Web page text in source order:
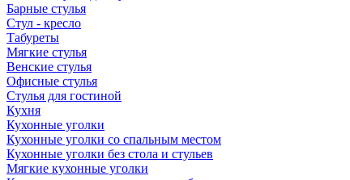
Барные стулья
Стул - кресло
Табуреты
Мягкие стулья
Венские стулья
Офисные стулья
Стулья для гостиной
Кухня
Кухонные уголки
Кухонные уголки со спальным местом
Кухонные уголки без стола и стульев
Мягкие кухонные уголки